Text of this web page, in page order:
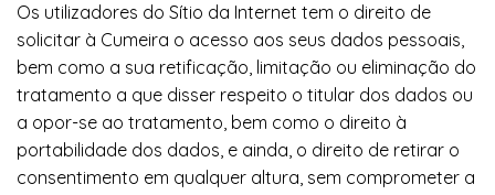
Os utilizadores do Sítio da Internet tem o direito de
solicitar à Cumeira o acesso aos seus dados pessoais,
bem como a sua retificação, limitação ou eliminação do
tratamento a que disser respeito o titular dos dados ou
a opor-se ao tratamento, bem como o direito à
portabilidade dos dados, e ainda, o direito de retirar o
consentimento em qualquer altura, sem comprometer a